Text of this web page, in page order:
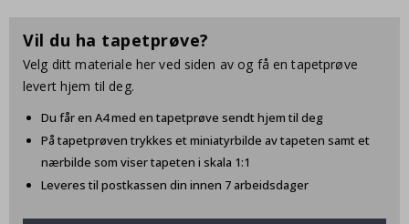
Vil du ha tapetprøve?
Velg ditt materiale her ved siden av og få en tapetprøve
levert hjem til deg.
Du får en A4 med en tapetprøve sendt hjem til deg
På tapetprøven trykkes et miniatyrbilde av tapeten samt et
nærbilde som viser tapeten i skala 1:1
Leveres til postkassen din innen 7 arbeidsdager